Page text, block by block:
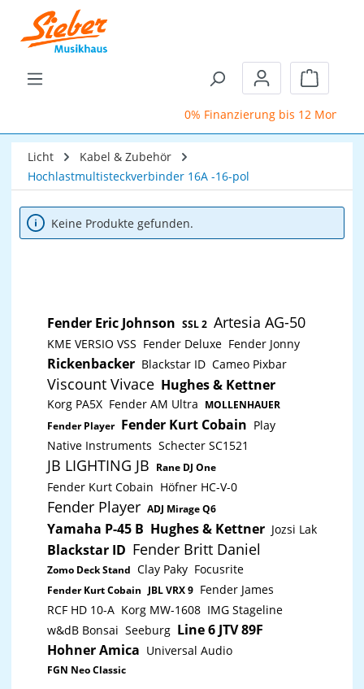
Zum Hauptinhalt springen
0% Finanzierung bis 12 Monate
Licht
Kabel & Zubehör
Hochlastmultisteckverbinder 16A -16-pol
Keine Produkte gefunden.
Fender Eric Johnson SSL 2 Artesia AG-50
KME VERSIO VSS Fender Deluxe Fender Jonny
Rickenbacker Blackstar ID Cameo Pixbar
Viscount Vivace Hughes & Kettner
Korg PA5X Fender AM Ultra MOLLENHAUER
Fender Player Fender Kurt Cobain Play
Native Instruments Schecter SC1521
JB LIGHTING JB Rane DJ One
Fender Kurt Cobain Höfner HC-V-0
Fender Player ADJ Mirage Q6
Yamaha P-45 B Hughes & Kettner Jozsi Lak
Blackstar ID Fender Britt Daniel
Zomo Deck Stand Clay Paky Focusrite
Fender Kurt Cobain JBL VRX 9 Fender James
RCF HD 10-A Korg MW-1608 IMG Stageline
w&dB Bonsai Seeburg Line 6 JTV 89F
Hohner Amica Universal Audio
FGN Neo Classic